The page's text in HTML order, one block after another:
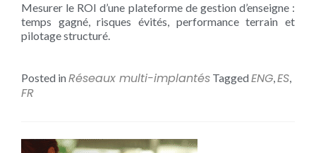
Mesurer le ROI d’une plateforme de gestion d’enseigne :
temps gagné, risques évités, performance terrain et
pilotage structuré.
Posted inRéseaux multi-implantés TaggedENG,ES,
FR